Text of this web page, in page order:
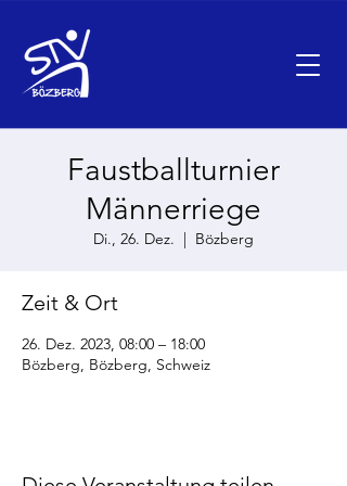
Faustballturnier
Männerriege
Di., 26. Dez.
  |
Bözberg
Zeit & Ort
26. Dez. 2023, 08:00 – 18:00
Bözberg, Bözberg, Schweiz